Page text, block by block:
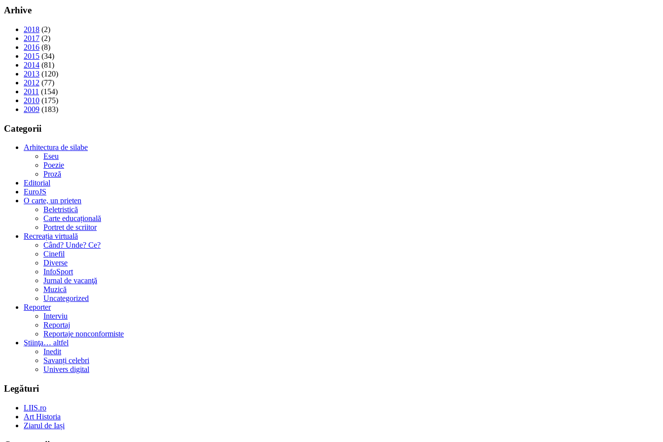
Arhive
2018 (2)
2017 (2)
2016 (8)
2015 (34)
2014 (81)
2013 (120)
2012 (77)
2011 (154)
2010 (175)
2009 (183)
Categorii
Arhitectura de silabe
Eseu
Poezie
Proză
Editorial
EuroJS
O carte, un prieten
Beletristică
Carte educațională
Portret de scriitor
Recreația virtuală
Când? Unde? Ce?
Cinefil
Diverse
InfoSport
Jurnal de vacanţă
Muzică
Uncategorized
Reporter
Interviu
Reportaj
Reportaje nonconformiste
Ştiinţa… altfel
Inedit
Savanți celebri
Univers digital
Legături
LIIS.ro
Art Historia
Ziarul de Iași